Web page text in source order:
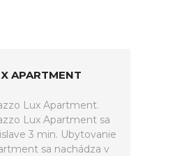
APARTMENT
Lux Apartment.
Lux Apartment sa
3 min. Ubytovanie
sa nachádza v